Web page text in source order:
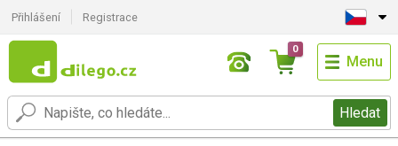
Přihlášení Registrace
Hledat
0
Menu